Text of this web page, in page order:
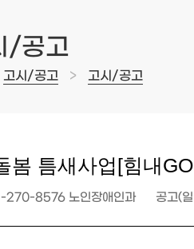
/공고
고시/공고 > 고시/공고
봄 틈새사업[힘내
270-8576 노인장애인과 공고(